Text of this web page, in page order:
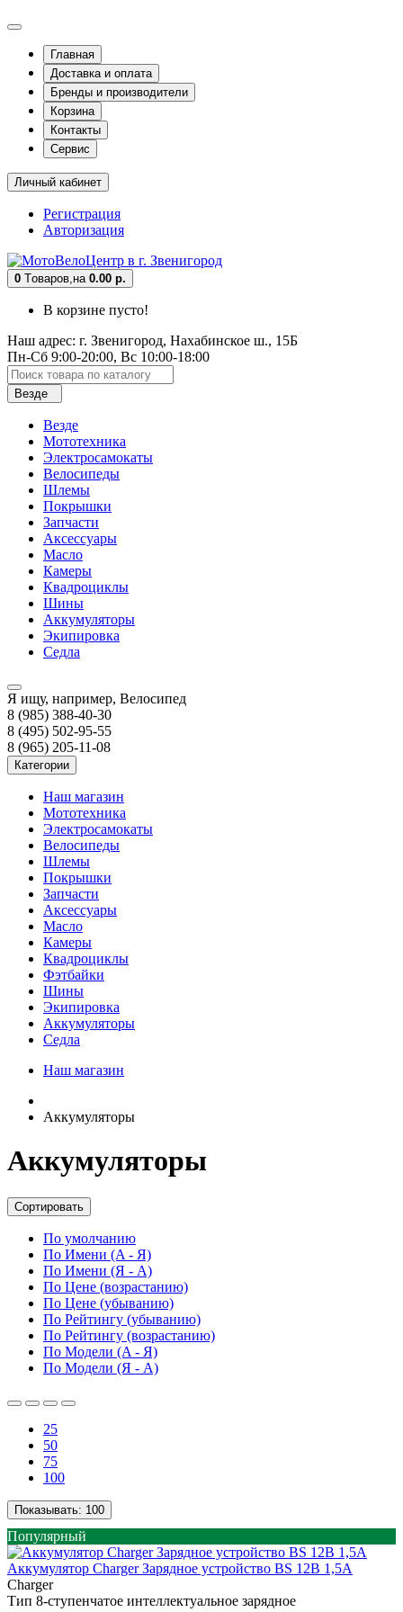
Главная
Доставка и оплата
Бренды и производители
Корзина
Контакты
Сервис
Личный кабинет
Регистрация
Авторизация
0 Tоваров,на 0.00 р.
В корзине пусто!
Наш адрес: г. Звенигород, Нахабинское ш., 15Б
Пн-Сб 9:00-20:00, Вс 10:00-18:00
Везде
Везде
Мототехника
Электросамокаты
Велосипеды
Шлемы
Покрышки
Запчасти
Аксессуары
Масло
Камеры
Квадроциклы
Шины
Аккумуляторы
Экипировка
Седла
Я ищу, например, Велосипед
8 (985) 388-40-30
8 (495) 502-95-55
8 (965) 205-11-08
Категории
Наш магазин
Мототехника
Электросамокаты
Велосипеды
Шлемы
Покрышки
Запчасти
Аксессуары
Масло
Камеры
Квадроциклы
Фэтбайки
Шины
Экипировка
Аккумуляторы
Седла
Наш магазин
Аккумуляторы
Аккумуляторы
Сортировать
По умолчанию
По Имени (A - Я)
По Имени (Я - A)
По Цене (возрастанию)
По Цене (убыванию)
По Рейтингу (убыванию)
По Рейтингу (возрастанию)
По Модели (A - Я)
По Модели (Я - A)
25
50
75
100
Показывать: 100
Популярный
Аккумулятор Charger Зарядное устройство BS 12B 1,5А
Charger
Тип 8-ступенчатое интеллектуальное зарядное